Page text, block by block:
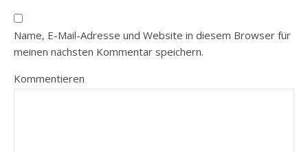
Name, E-Mail-Adresse und Website in diesem Browser für
meinen nächsten Kommentar speichern.
Kommentieren